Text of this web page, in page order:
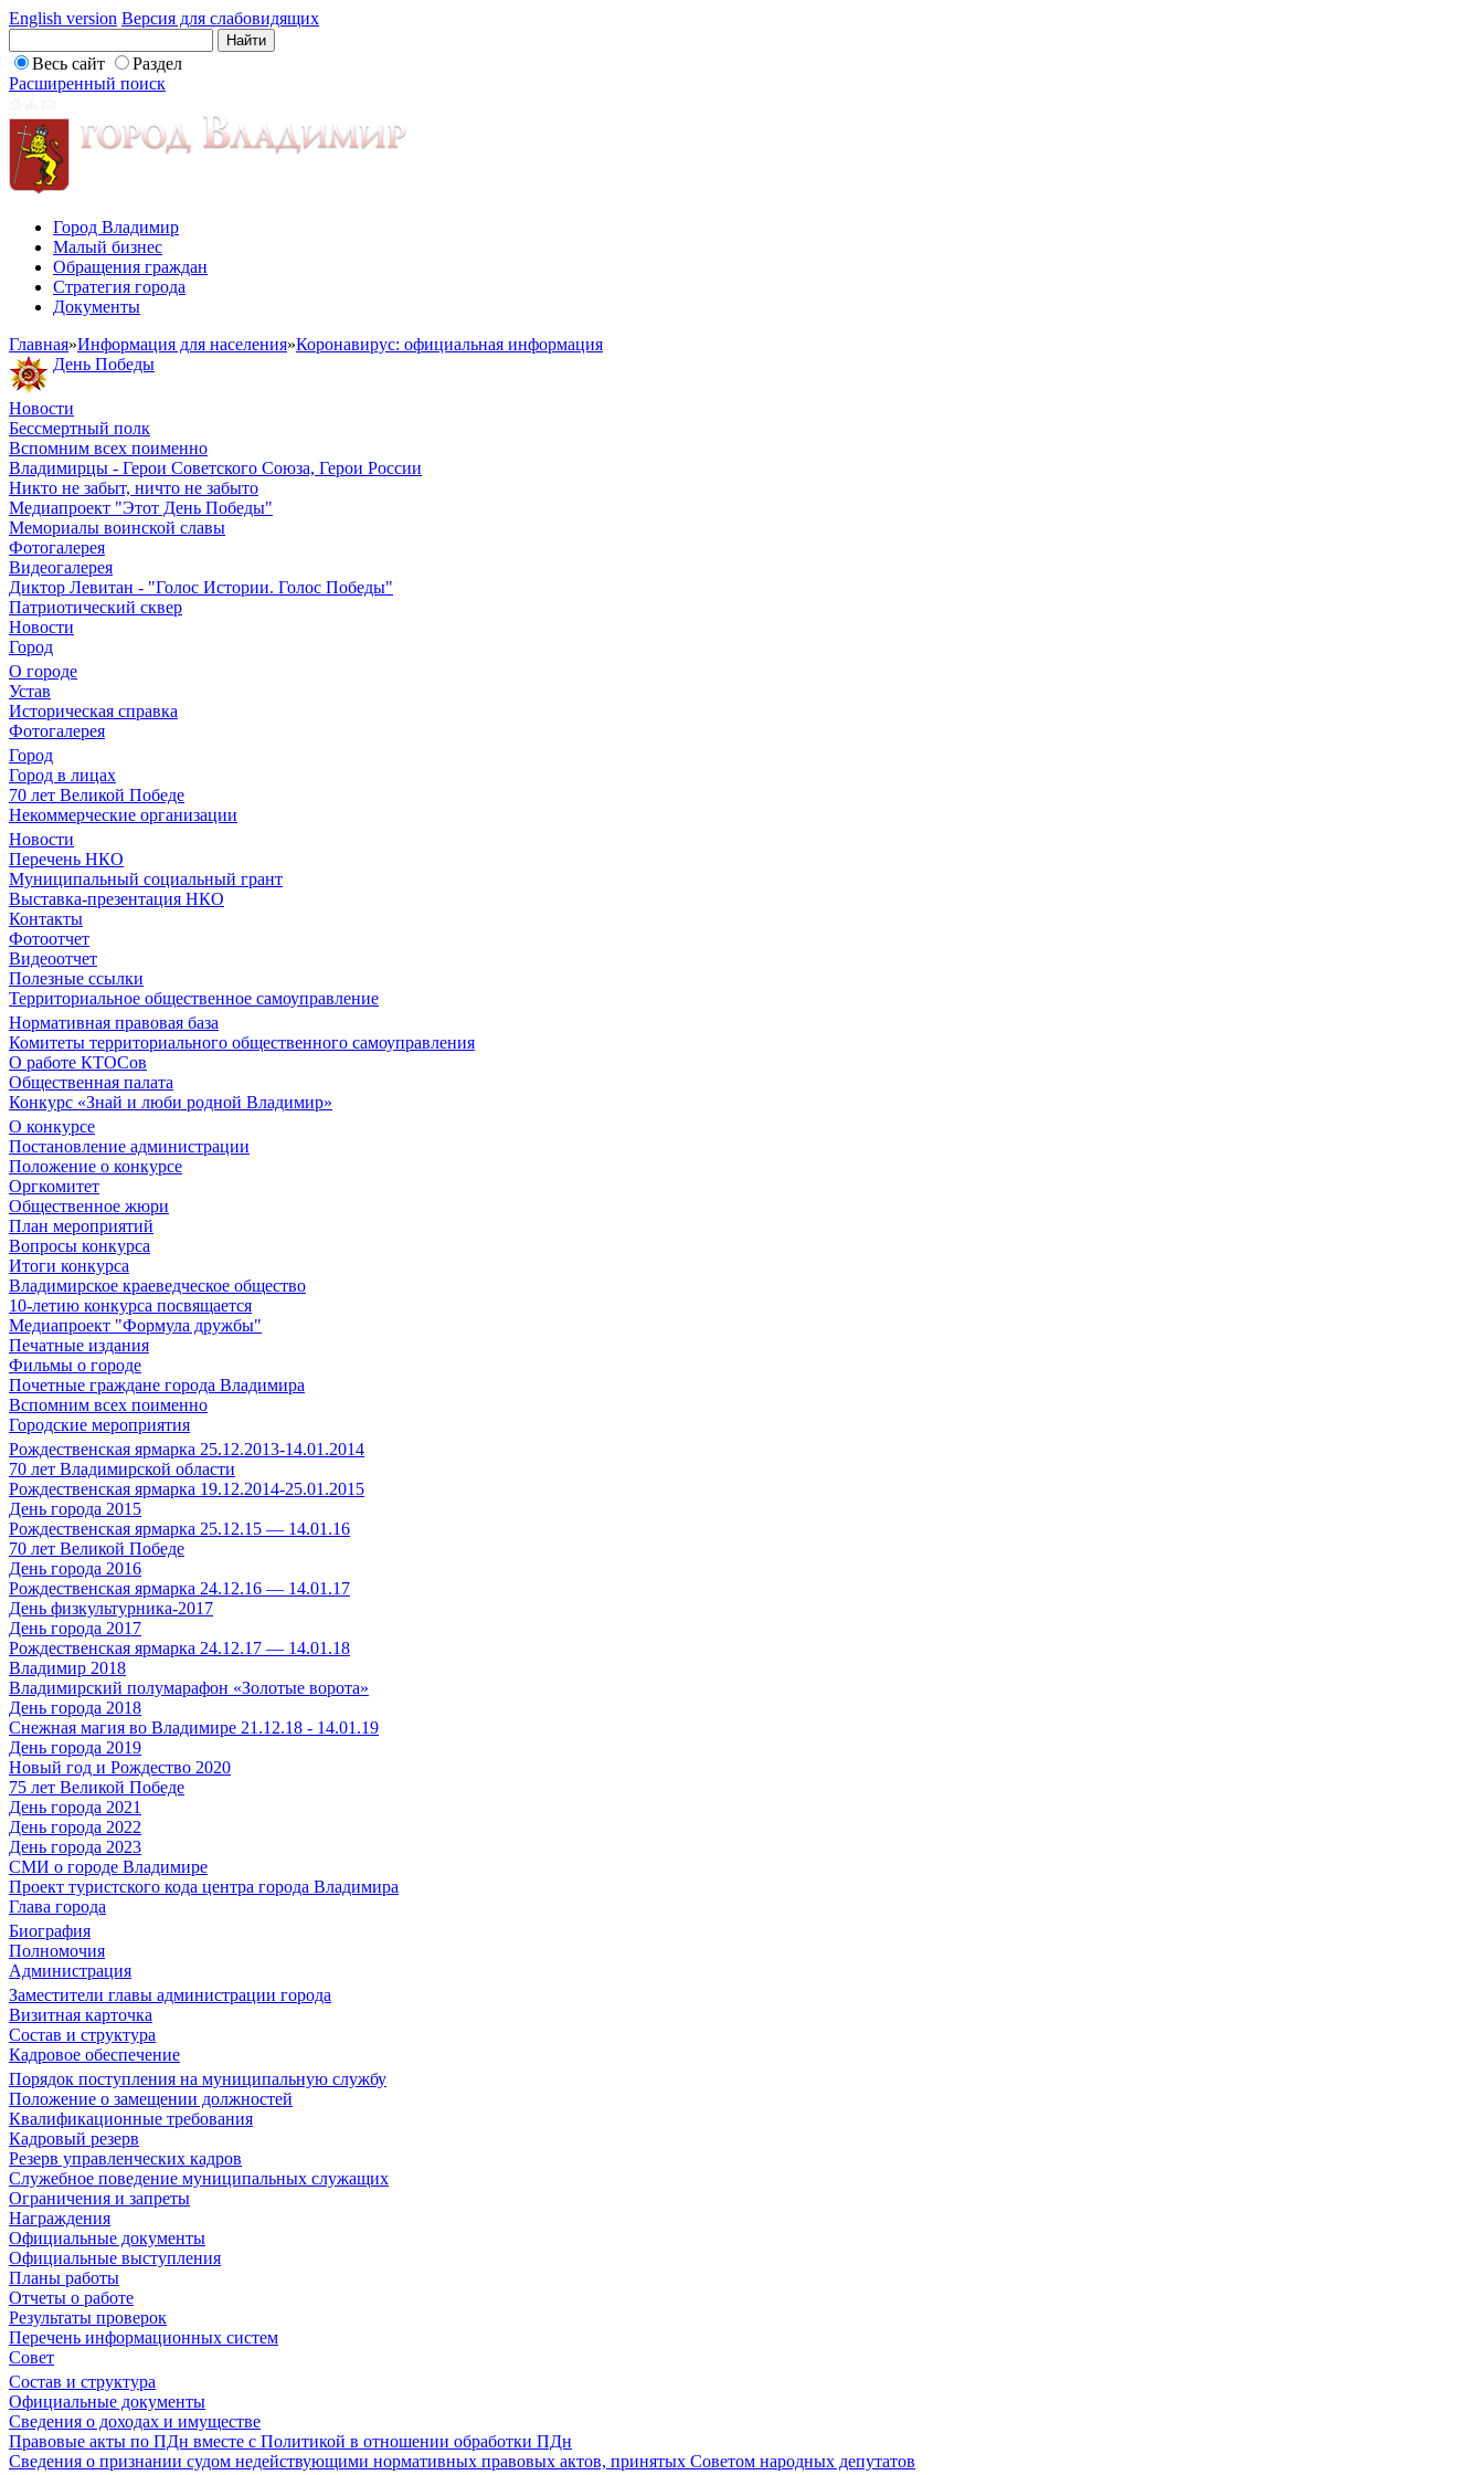
English version Версия для слабовидящих
Весь сайт
Раздел
Расширенный поиск
Город Владимир
Малый бизнес
Обращения граждан
Стратегия города
Документы
Главная»Информация для населения»Коронавирус: официальная информация
День Победы
Новости
Бессмертный полк
Вспомним всех поименно
Владимирцы - Герои Советского Союза, Герои России
Никто не забыт, ничто не забыто
Медиапроект "Этот День Победы"
Мемориалы воинской славы
Фотогалерея
Видеогалерея
Диктор Левитан - "Голос Истории. Голос Победы"
Патриотический сквер
Новости
Город
О городе
Устав
Историческая справка
Фотогалерея
Город
Город в лицах
70 лет Великой Победе
Некоммерческие организации
Новости
Перечень НКО
Муниципальный социальный грант
Выставка-презентация НКО
Контакты
Фотоотчет
Видеоотчет
Полезные ссылки
Территориальное общественное самоуправление
Нормативная правовая база
Комитеты территориального общественного самоуправления
О работе КТОСов
Общественная палата
Конкурс «Знай и люби родной Владимир»
О конкурсе
Постановление администрации
Положение о конкурсе
Оргкомитет
Общественное жюри
План мероприятий
Вопросы конкурса
Итоги конкурса
Владимирское краеведческое общество
10-летию конкурса посвящается
Медиапроект "Формула дружбы"
Печатные издания
Фильмы о городе
Почетные граждане города Владимира
Вспомним всех поименно
Городские мероприятия
Рождественская ярмарка 25.12.2013-14.01.2014
70 лет Владимирской области
Рождественская ярмарка 19.12.2014-25.01.2015
День города 2015
Рождественская ярмарка 25.12.15 — 14.01.16
70 лет Великой Победе
День города 2016
Рождественская ярмарка 24.12.16 — 14.01.17
День физкультурника-2017
День города 2017
Рождественская ярмарка 24.12.17 — 14.01.18
Владимир 2018
Владимирский полумарафон «Золотые ворота»
День города 2018
Снежная магия во Владимире 21.12.18 - 14.01.19
День города 2019
Новый год и Рождество 2020
75 лет Великой Победе
День города 2021
День города 2022
День города 2023
СМИ о городе Владимире
Проект туристского кода центра города Владимира
Глава города
Биография
Полномочия
Администрация
Заместители главы администрации города
Визитная карточка
Состав и структура
Кадровое обеспечение
Порядок поступления на муниципальную службу
Положение о замещении должностей
Квалификационные требования
Кадровый резерв
Резерв управленческих кадров
Служебное поведение муниципальных служащих
Ограничения и запреты
Награждения
Официальные документы
Официальные выступления
Планы работы
Отчеты о работе
Результаты проверок
Перечень информационных систем
Совет
Состав и структура
Официальные документы
Сведения о доходах и имуществе
Правовые акты по ПДн вместе с Политикой в отношении обработки ПДн
Сведения о признании судом недействующими нормативных правовых актов, принятых Советом народных депутатов